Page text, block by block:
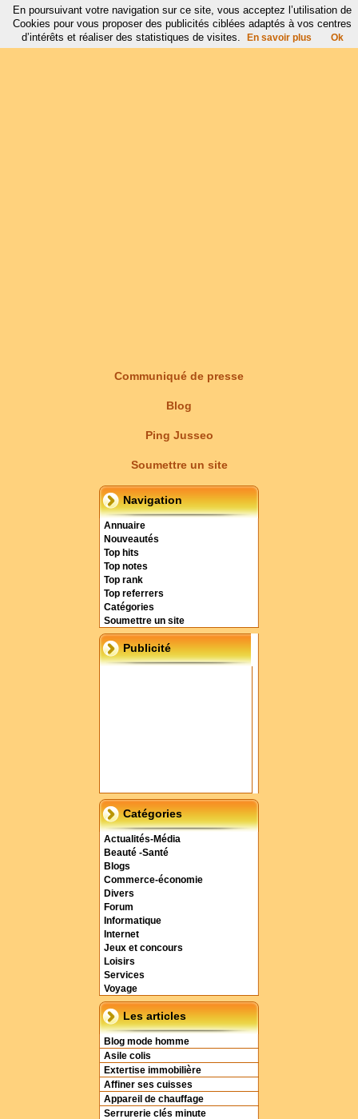
Communiqué de presse
Blog
Ping Jusseo
Soumettre un site
Navigation
Annuaire
Nouveautés
Top hits
Top notes
Top rank
Top referrers
Catégories
Soumettre un site
Publicité
Catégories
Actualités-Média
Beauté -Santé
Blogs
Commerce-économie
Divers
Forum
Informatique
Internet
Jeux et concours
Loisirs
Services
Voyage
Les articles
Blog mode homme
Asile colis
Extertise immobilière
Affiner ses cuisses
Appareil de chauffage
Serrurerie clés minute
En poursuivant votre navigation sur ce site, vous acceptez l’utilisation de
Cookies pour vous proposer des publicités ciblées adaptés à vos centres
d’intérêts et réaliser des statistiques de visites.
En savoir plus Ok